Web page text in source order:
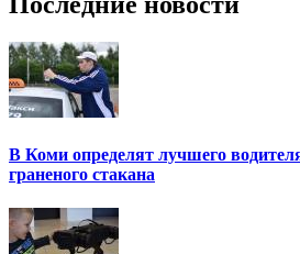
В Коми определят лучшего
граненого стакана